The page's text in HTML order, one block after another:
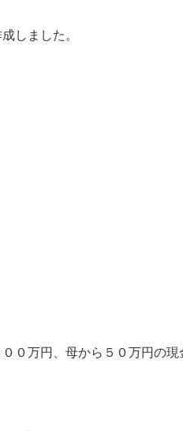
しました。
０万円、母から５０万円の